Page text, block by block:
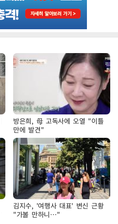
방은희, 母 고독사에 오열 "이틀
만에 발견"
김지수, '여행사 대표' 변신 근황
"가볼 만하니…"